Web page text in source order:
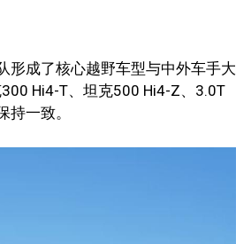
形成了核心越野车型与中外车手大
Hi4-T、坦克500 Hi4-Z、3.0T
一致。